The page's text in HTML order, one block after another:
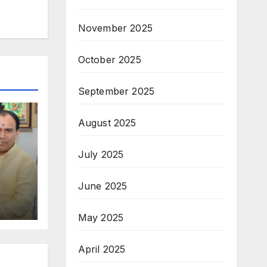
November 2025
October 2025
September 2025
August 2025
July 2025
June 2025
May 2025
April 2025